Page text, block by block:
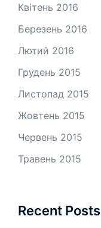
Квітень 2016
Березень 2016
Лютий 2016
Грудень 2015
Листопад 2015
Жовтень 2015
Червень 2015
Травень 2015
Recent Posts